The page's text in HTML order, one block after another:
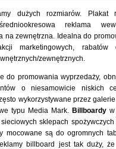
dużych rozmiarów. Plakat
reklama
na zewnętrzna. Idealna do
marketingowych,
zewnętrznych.
do promowania wyprzedaży,
o niesamowicie niskich
wykorzystywane przez
typu Media Mark. Billboardy
sklepach
mocowane są do ogromnych
billboard jest tak duży, że